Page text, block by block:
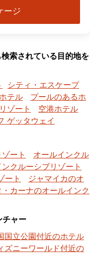
ージ
索されている目的地を
シティ・エスケープ
テル
プールのあるホ
ゾート
空港ホテル
ゲッタウェイ
ート
オールインクル
クルーシブリゾート
ート
ジャマイカのオ
・カーナのオールインク
チャー
国立公園付近のホテル
ズニーワールド付近の